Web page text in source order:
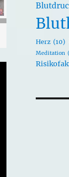
Herz (10)
Meditation